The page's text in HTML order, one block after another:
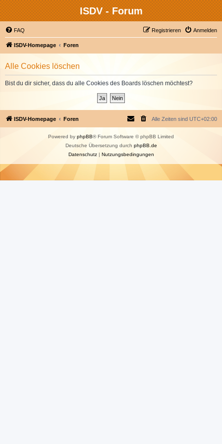
ISDV - Forum
FAQ Anmelden
Registrieren
ISDV-Homepage Foren
Alle Cookies löschen
Bist du dir sicher, dass du alle Cookies des Boards löschen möchtest?
ISDV-Homepage Foren Alle Zeiten sind UTC+02:00
Powered by phpBB® Forum Software © phpBB Limited
Deutsche Übersetzung durch phpBB.de
Datenschutz| Nutzungsbedingungen